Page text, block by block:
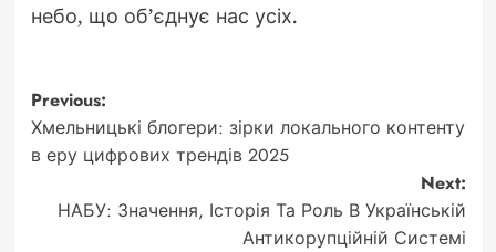
небо, що об’єднує нас усіх.
Post
navigation
Previous:
Хмельницькі блогери: зірки локального контенту
в еру цифрових трендів 2025
Next:
НАБУ: Значення, Історія Та Роль В Українській
Антикорупційній Системі